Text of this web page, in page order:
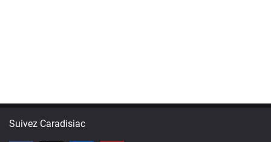
Suivez Caradisiac